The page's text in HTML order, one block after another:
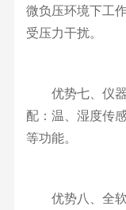
微负压环境下工
受压力干扰。
优势七、仪器
配：温、湿度传
等功能。
优势八、全软